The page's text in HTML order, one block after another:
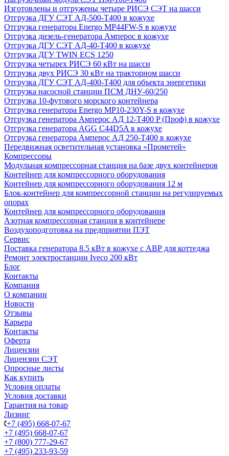
Изготовлены и отгружены четыре РИСЭ СЭТ на шасси
Отгрузка ДГУ СЭТ АД-500-Т400 в кожухе
Отгрузка генератора Energo MP44FW-S в кожухе
Отгрузка дизель-генератора Амперос в кожухе
Отгрузка ДГУ СЭТ АД-40-Т400 в кожухе
Отгрузка ДГУ TWIN ECS 1250
Отгрузка четырех РИСЭ 60 кВт на шасси
Отгрузка двух РИСЭ 30 кВт на тракторном шасси
Отгрузка ДГУ СЭТ АД-400-Т400 для объекта энергетики
Отгрузка насосной станции ПСМ ДНУ-60/250
Отгрузка 10-футового морского контейнера
Отгрузка генератора Energo MP10-230Y-S в кожухе
Отгрузка генератора Амперос АД 12-Т400 P (Проф) в кожухе
Отгрузка генератора AGG C44D5A в кожухе
Отгрузка генератора Амперос АД 250-Т400 в кожухе
Передвижная осветительная установка «Прометей»
Компрессоры
Модульная компрессорная станция на базе двух контейнеров
Контейнер для компрессорного оборудования
Контейнер для компрессорного оборудования 12 м
Блок-контейнер для компрессорной станции на регулируемых
опорах
Контейнер для компрессорного оборудования
Азотная компрессорная станция в контейнере
Воздухоподготовка на предприятии ПЭТ
Сервис
Поставка генератора 8.5 кВт в кожухе с АВР для коттеджа
Ремонт электростанции Iveco 200 кВт
Блог
Контакты
Компания
О компании
Новости
Отзывы
Карьера
Контакты
Оферта
Лицензии
Лицензии СЭТ
Опросные листы
Как купить
Условия оплаты
Условия доставки
Гарантия на товар
Лизинг
+7 (495) 668-07-67
+7 (495) 668-07-67
+7 (800) 777-29-67
+7 (495) 233-93-59